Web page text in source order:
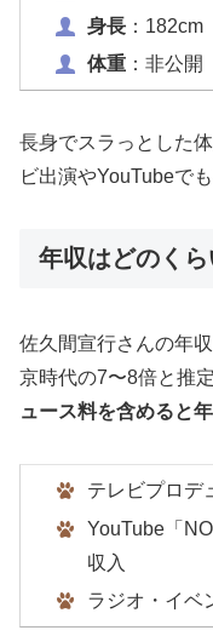
身長：182cm
体重：非公開
長身でスラっとした
ビ出演やYouTubeで
年収はどのくら
佐久間宣行さんの年
京時代の7〜8倍と推定
ュース料を含めると
テレビプロデ
YouTube「
収入
ラジオ・イベ